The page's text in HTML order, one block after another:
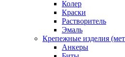
Колер
Краски
Растворитель
Эмаль
Крепежные изделия
Анкеры